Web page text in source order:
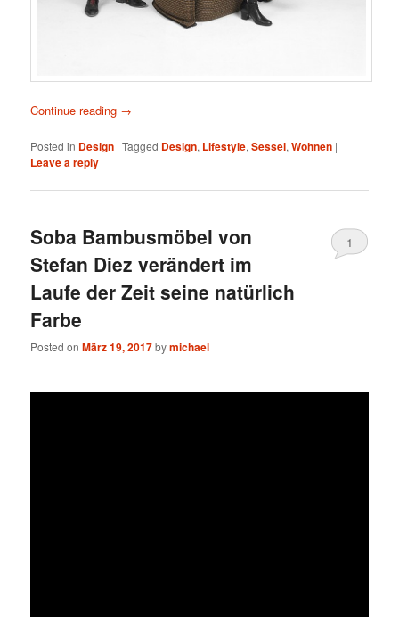
Continue reading →
Posted in Design |Tagged Design, Lifestyle,Sessel,Wohnen |
Leave a reply
Soba Bambusmöbel von
Stefan Diez verändert im
Laufe der Zeit seine natürlich
Farbe
Posted onMärz 19, 2017bymichael
1